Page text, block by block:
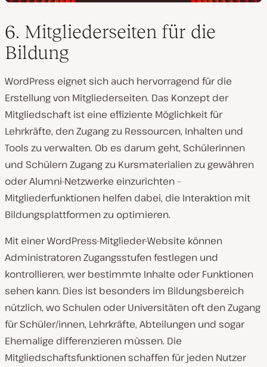
6. Mitgliederseiten für die
Bildung
WordPress eignet sich auch hervorragend für die
Erstellung von Mitgliederseiten. Das Konzept der
Mitgliedschaft ist eine effiziente Möglichkeit für
Lehrkräfte, den Zugang zu Ressourcen, Inhalten und
Tools zu verwalten. Ob es darum geht, Schülerinnen
und Schülern Zugang zu Kursmaterialien zu gewähren
oder Alumni-Netzwerke einzurichten –
Mitgliederfunktionen helfen dabei, die Interaktion mit
Bildungsplattformen zu optimieren.
Mit einer WordPress-Mitglieder-Website können
Administratoren Zugangsstufen festlegen und
kontrollieren, wer bestimmte Inhalte oder Funktionen
sehen kann. Dies ist besonders im Bildungsbereich
nützlich, wo Schulen oder Universitäten oft den Zugang
für Schüler/innen, Lehrkräfte, Abteilungen und sogar
Ehemalige differenzieren müssen. Die
Mitgliedschaftsfunktionen schaffen für jeden Nutzer